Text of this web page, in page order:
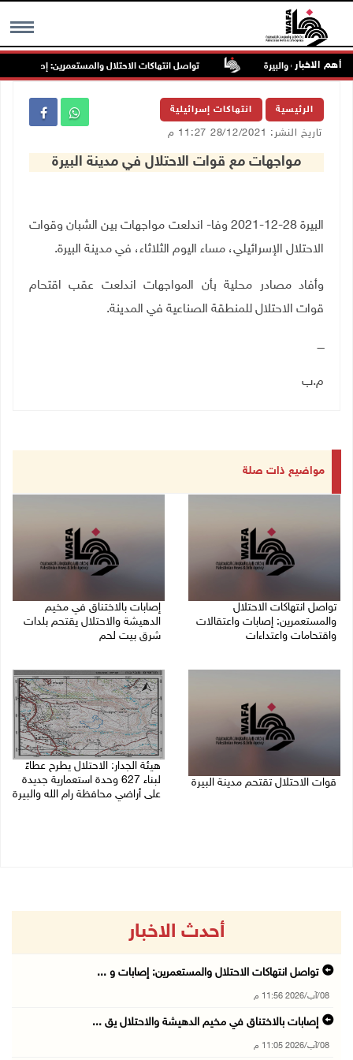
MENU أهم الاخبار تواصل انتهاكات الاحتلال والمستعمرين: إصابات
الرئيسية انتهاكات إسرائيلية
تاريخ النشر: 28/12/2021 11:27 م
مواجهات مع قوات الاحتلال في مدينة البيرة
البيرة 28-12-2021 وفا- اندلعت مواجهات بين الشبان وقوات
الاحتلال الإسرائيلي، مساء اليوم الثلاثاء، في مدينة البيرة.
وأفاد مصادر محلية بأن المواجهات اندلعت عقب اقتحام
قوات الاحتلال للمنطقة الصناعية في المدينة.
ــــ
م.ب
مواضيع ذات صلة
تواصل انتهاكات الاحتلال
والمستعمرين: إصابات واعتقالات
واقتحامات واعتداءات
إصابات بالاختناق في مخيم
الدهيشة والاحتلال يقتحم بلدات
شرق بيت لحم
قوات الاحتلال تقتحم مدينة البيرة
هيئة الجدار: الاحتلال يطرح عطاءً
لبناء 627 وحدة استعمارية جديدة
على أراضي محافظة رام الله والبيرة
أحدث الاخبار
تواصل انتهاكات الاحتلال والمستعمرين: إصابات و ...
08/آب/2026 11:56 م
إصابات بالاختناق في مخيم الدهيشة والاحتلال يق ...
08/آب/2026 11:05 م